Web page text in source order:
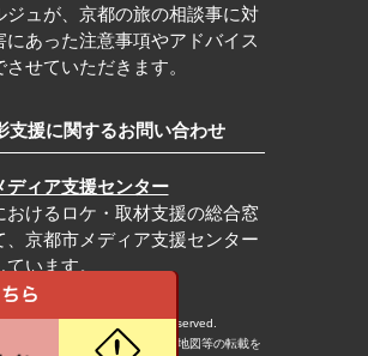
ジュが、京都の旅の相談事に対
にあった注意事項やアドバイス
させていただきます。
支援に関するお問い合わせ
ディア支援センター
おけるロケ・取材支援の総合窓
、京都市メディア支援センター
います。
Association All rights reserved.
ージの内容・写真・イラスト・地図等の転載を